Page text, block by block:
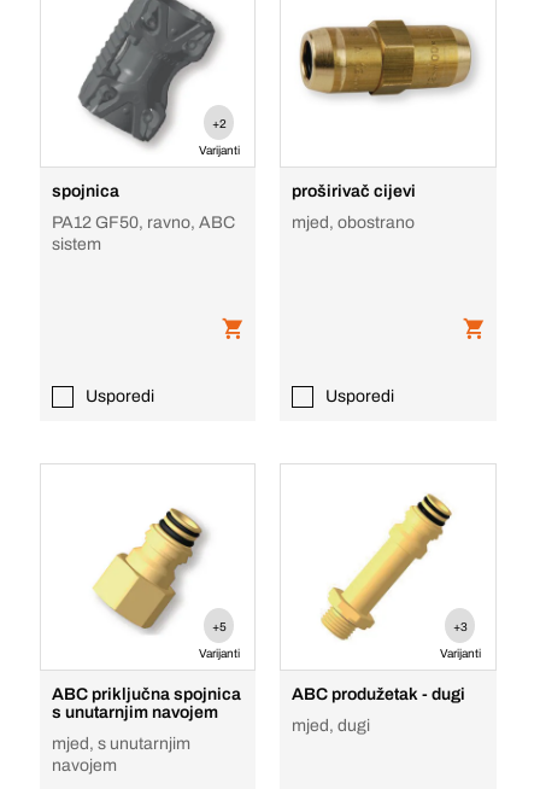
+2
Varijanti
spojnica
PA12 GF50, ravno, ABC
sistem
Usporedi
proširivač cijevi
mjed, obostrano
Usporedi
+5
Varijanti
ABC priključna spojnica
s unutarnjim navojem
mjed, s unutarnjim
navojem
+3
Varijanti
ABC produžetak - dugi
mjed, dugi